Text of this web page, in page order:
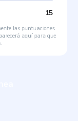
15
las puntuaciones.
aquí para que